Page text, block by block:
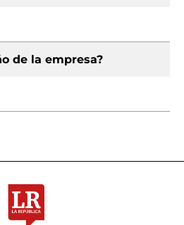
de la empresa?